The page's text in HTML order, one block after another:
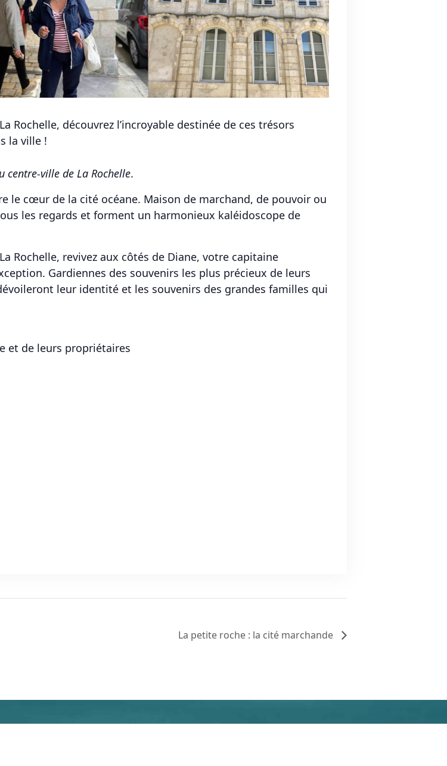
Rochelle, découvrez l’incroyable destinée de ces trésors
la ville !
centre-ville de La Rochelle.
le cœur de la cité océane. Maison de marchand, de pouvoir ou
les regards et forment un harmonieux kaléidoscope de
Rochelle, revivez aux côtés de Diane, votre capitaine
Gardiennes des souvenirs les plus précieux de leurs
leur identité et les souvenirs des grandes familles qui
et de leurs propriétaires
La petite roche : la cité marchande